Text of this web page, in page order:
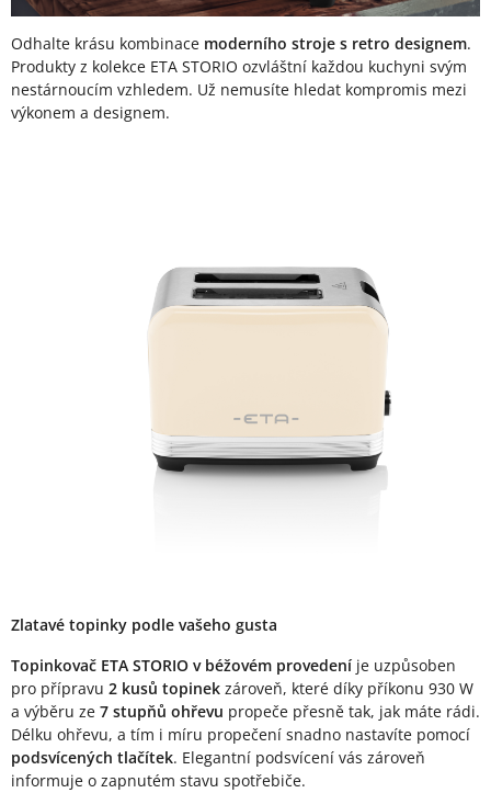
Odhalte krásu kombinace moderního stroje s retro designem.
Produkty z kolekce ETA STORIO ozvláštní každou kuchyni svým
nestárnoucím vzhledem. Už nemusíte hledat kompromis mezi
výkonem a designem.
Zlatavé topinky podle vašeho gusta
Topinkovač ETA STORIO v béžovém provedení je uzpůsoben
pro přípravu 2 kusů topinek zároveň, které díky příkonu 930 W
a výběru ze 7 stupňů ohřevu propeče přesně tak, jak máte rádi.
Délku ohřevu, a tím i míru propečení snadno nastavíte pomocí
podsvícených tlačítek. Elegantní podsvícení vás zároveň
informuje o zapnutém stavu spotřebiče.